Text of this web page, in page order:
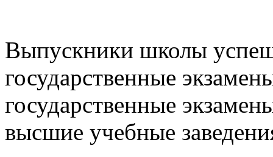
Выпускники школы
государственные
государственные
высшие учебные